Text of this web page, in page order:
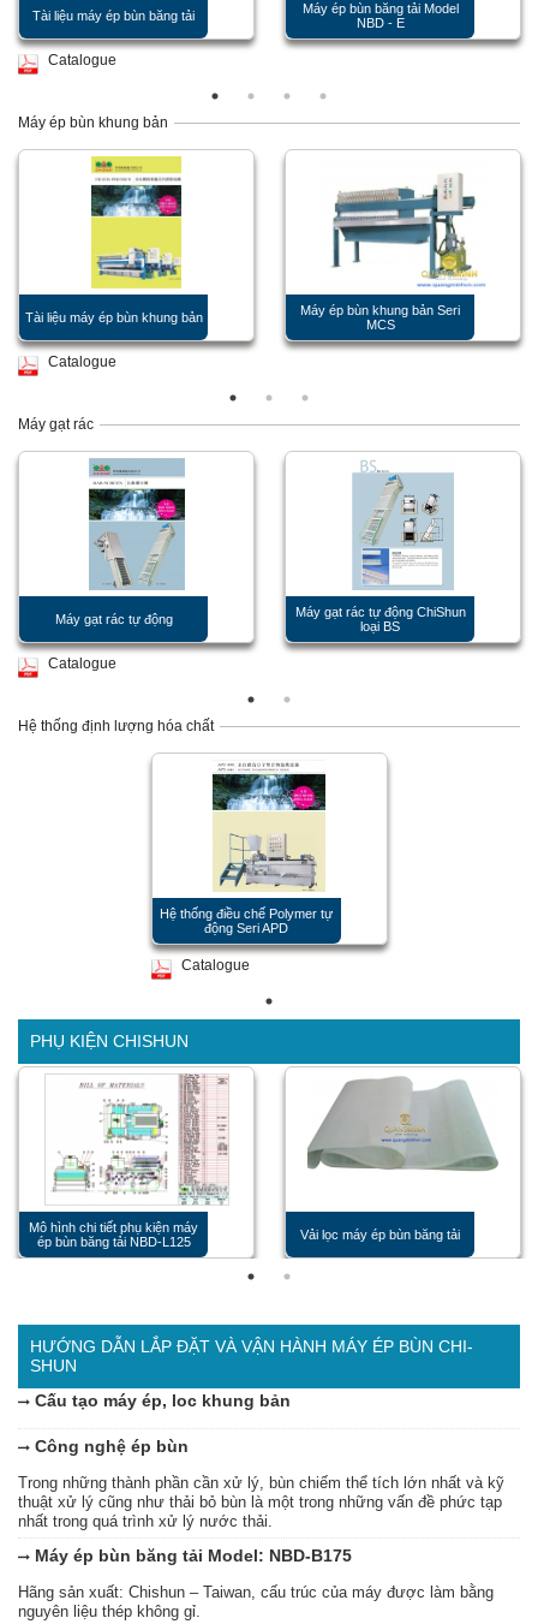
Tài liệu máy ép bùn băng tải
Catalogue
Máy ép bùn băng tải Model
NBD - E
Máy ép bùn khung bản
Tài liệu máy ép bùn khung bản
Catalogue
Máy ép bùn khung bản Seri
MCS
Máy gạt rác
Máy gạt rác tự động
Catalogue
Máy gạt rác tự động ChiShun
loại BS
Hệ thống định lượng hóa chất
Hệ thống điều chế Polymer tự
động Seri APD
Catalogue
PHỤ KIỆN CHISHUN
Mô hình chi tiết phụ kiện máy
ép bùn băng tải NBD-L125
Vải lọc máy ép bùn băng tải
HƯỚNG DẪN LẮP ĐẶT VÀ VẬN HÀNH MÁY ÉP BÙN CHI-
SHUN
Cấu tạo máy ép, loc khung bản
Công nghệ ép bùn
Trong những thành phần cần xử lý, bùn chiếm thể tích lớn nhất và kỹ
thuật xử lý cũng như thải bỏ bùn là một trong những vấn đề phức tạp
nhất trong quá trình xử lý nước thải.
Máy ép bùn băng tải Model: NBD-B175
Hãng sản xuất: Chishun – Taiwan, cấu trúc của máy được làm bằng
nguyên liệu thép không gỉ.